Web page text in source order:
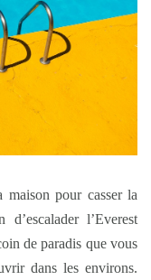
pour casser la
l’Everest
de paradis que vous
dans les environs.